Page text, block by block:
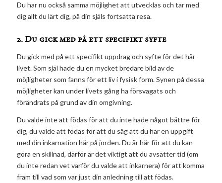
Du har nu också samma möjlighet att utvecklas och tar med
dig allt du lärt dig, på din själs fortsatta resa.
2. Du gick med på ett specifikt syfte
Du gick med på ett specifikt uppdrag och syfte för det här
livet. Som själ hade du en mycket bredare bild av de
möjligheter som fanns för ett liv i fysisk form. Synen på dessa
möjligheter kan under livets gång ha försvagats och
förändrats på grund av din omgivning.
Du valde inte att födas för att du inte hade något bättre för
dig, du valde att födas för att du såg att du har en uppgift
med din inkarnation här på jorden. Du är här för att du kan
göra en skillnad, därför är det viktigt att du avsätter tid (om
du inte redan vet varför du valde att inkarnera) för att komma
fram till vad som var just din anledning till att födas.